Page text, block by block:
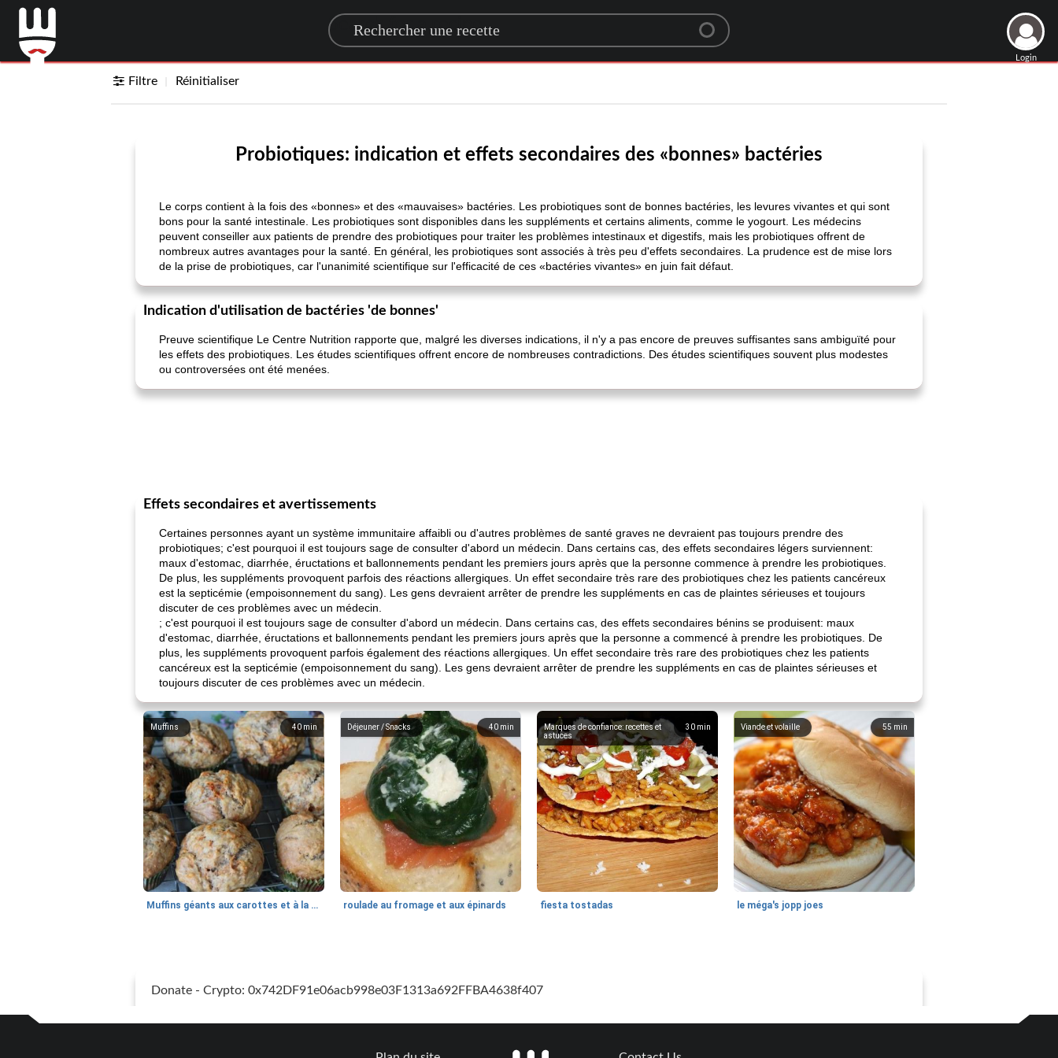
Search for a recipe
Login
Filtre Réinitialiser
Probiotiques: indication et effets secondaires des «bonnes» bactéries
Le corps contient à la fois des «bonnes» et des «mauvaises» bactéries. Les probiotiques sont de bonnes bactéries, les levures vivantes et qui sont
bons pour la santé intestinale. Les probiotiques sont disponibles dans les suppléments et certains aliments, comme le yogourt. Les médecins
peuvent conseiller aux patients de prendre des probiotiques pour traiter les problèmes intestinaux et digestifs, mais les probiotiques offrent de
nombreux autres avantages pour la santé. En général, les probiotiques sont associés à très peu d'effets secondaires. La prudence est de mise lors
de la prise de probiotiques, car l'unanimité scientifique sur l'efficacité de ces «bactéries vivantes» en juin fait défaut.
Indication d'utilisation de bactéries 'de bonnes'
Preuve scientifique Le Centre Nutrition rapporte que, malgré les diverses indications, il n'y a pas encore de preuves suffisantes sans ambiguïté pour
les effets des probiotiques. Les études scientifiques offrent encore de nombreuses contradictions. Des études scientifiques souvent plus modestes
ou controversées ont été menées.
Effets secondaires et avertissements
Certaines personnes ayant un système immunitaire affaibli ou d'autres problèmes de santé graves ne devraient pas toujours prendre des
probiotiques; c'est pourquoi il est toujours sage de consulter d'abord un médecin. Dans certains cas, des effets secondaires légers surviennent:
maux d'estomac, diarrhée, éructations et ballonnements pendant les premiers jours après que la personne commence à prendre les probiotiques.
De plus, les suppléments provoquent parfois des réactions allergiques. Un effet secondaire très rare des probiotiques chez les patients cancéreux
est la septicémie (empoisonnement du sang). Les gens devraient arrêter de prendre les suppléments en cas de plaintes sérieuses et toujours
discuter de ces problèmes avec un médecin.
; c'est pourquoi il est toujours sage de consulter d'abord un médecin. Dans certains cas, des effets secondaires bénins se produisent: maux
d'estomac, diarrhée, éructations et ballonnements pendant les premiers jours après que la personne a commencé à prendre les probiotiques. De
plus, les suppléments provoquent parfois également des réactions allergiques. Un effet secondaire très rare des probiotiques chez les patients
cancéreux est la septicémie (empoisonnement du sang). Les gens devraient arrêter de prendre les suppléments en cas de plaintes sérieuses et
toujours discuter de ces problèmes avec un médecin.
40 min
Muffins
Muffins géants aux carottes et à la banane de Nif
40 min
Déjeuner / Snacks
roulade au fromage et aux épinards
30 min
Marques de confiance: recettes et
astuces
fiesta tostadas
55 min
Viande et volaille
le méga's jopp joes
Donate - Crypto: 0x742DF91e06acb998e03F1313a692FFBA4638f407